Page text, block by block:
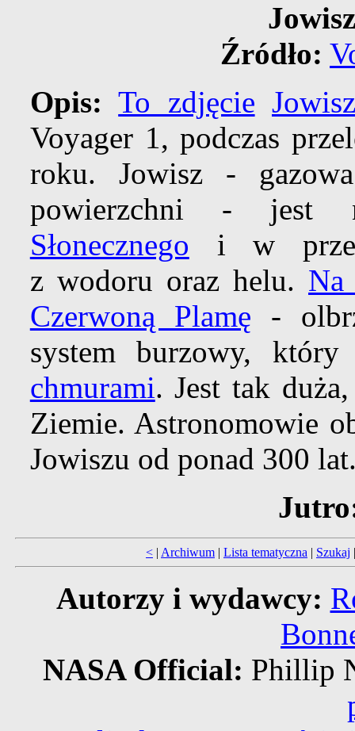
Źródło:
Opis: To zdjęcie
Voyager 1, podczas
roku. Jowisz -
powierzchni - jest
Słonecznego i w
z wodoru oraz helu. Na
Czerwoną Plamę -
system burzowy,
chmurami. Jest tak
Ziemie. Astronomowie
Jowiszu od ponad 300
< | Archiwum | Lista tematyczna | Szukaj
Autorzy i wydawcy:
NASA Official: Phillip